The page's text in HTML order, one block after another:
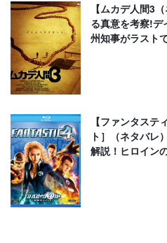
【ムカデ人間3
る真意を考察!デ
州知事がラスト
【ファンタステ
ト］（ネタバレ
解説！ヒロイン